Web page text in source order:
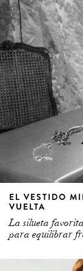
EL VESTIDO
VUELTA
La silueta
para equilibrar